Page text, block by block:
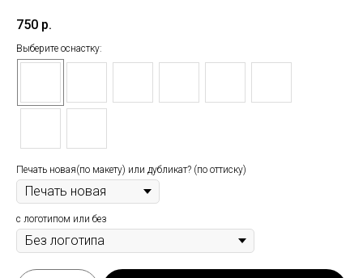
750 р.
Выберите оснастку:
Печать новая(по макету) или дубликат? (по оттиску)
с логотипом или без